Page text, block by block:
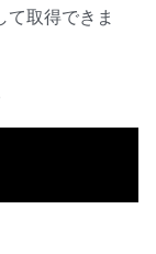
て取得できま